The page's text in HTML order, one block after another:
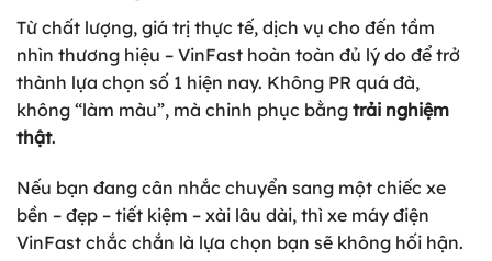
Từ chất lượng, giá trị thực tế, dịch vụ cho đến tầm
nhìn thương hiệu – VinFast hoàn toàn đủ lý do để trở
thành lựa chọn số 1 hiện nay. Không PR quá đà,
không “làm màu”, mà chinh phục bằng trải nghiệm
thật.
Nếu bạn đang cân nhắc chuyển sang một chiếc xe
bền – đẹp – tiết kiệm – xài lâu dài, thì xe máy điện
VinFast chắc chắn là lựa chọn bạn sẽ không hối hận.